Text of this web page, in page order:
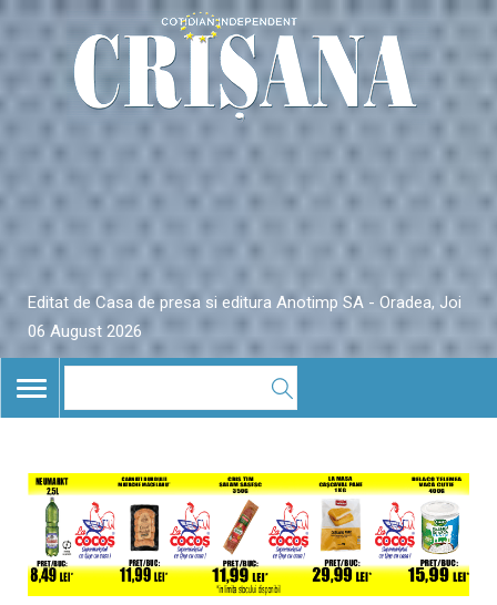
Editat de Casa de presa si editura Anotimp SA - Oradea, Joi
06 August 2026
TOGGLE
NAVIGATION